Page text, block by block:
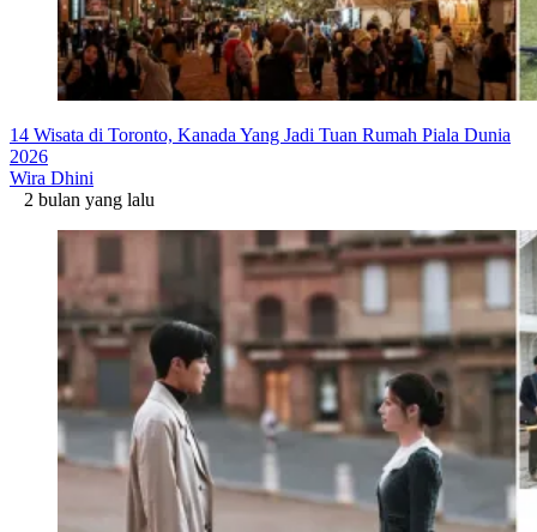
14 Wisata di Toronto, Kanada Yang Jadi Tuan Rumah Piala Dunia
2026
Wira Dhini
2 bulan yang lalu